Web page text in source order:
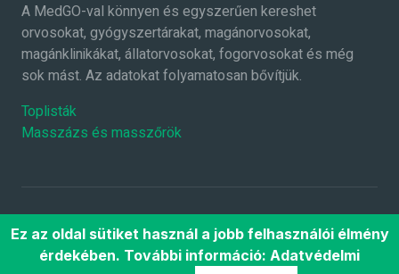
A MedGO-val könnyen és egyszerűen kereshet
orvosokat, gyógyszertárakat, magánorvosokat,
magánklinikákat, állatorvosokat, fogorvosokat és még
sok mást. Az adatokat folyamatosan bővítjük.
Toplisták
Masszázs és masszőrök
2026 ©MedGO.huMinden jog fenntartva.
Főoldal
Súgó ÁSZF
Adatkezelési
Ez az oldal sütiket használ a jobb felhasználói élmény
érdekében. További információ: Adatvédelmi